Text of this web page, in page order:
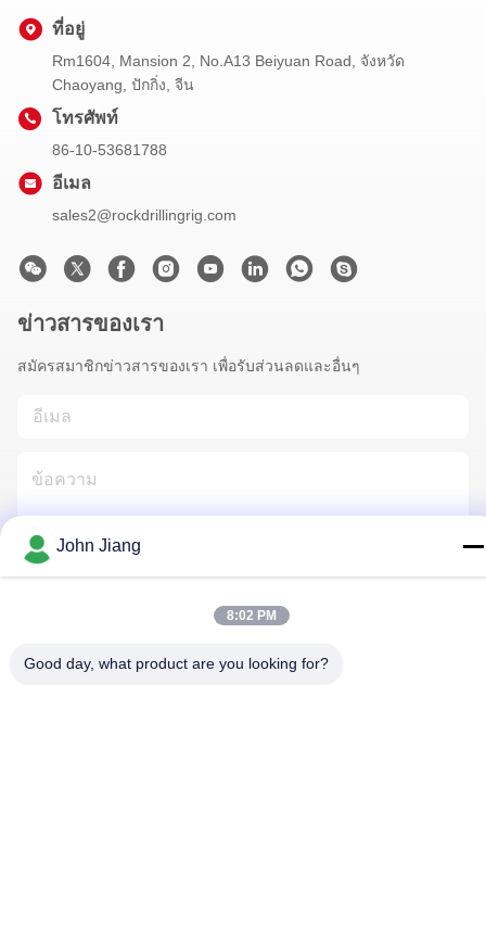
ที่อยู่
Rm1604, Mansion 2, No.A13 Beiyuan Road, จังหวัด
Chaoyang, ปักกิ่ง, จีน
โทรศัพท์
86-10-53681788
อีเมล
sales2@rockdrillingrig.com
ข่าวสารของเรา
สมัครสมาชิกข่าวสารของเรา เพื่อรับส่วนลดและอื่นๆ
John Jiang
8:02 PM
Good day, what product are you looking for?